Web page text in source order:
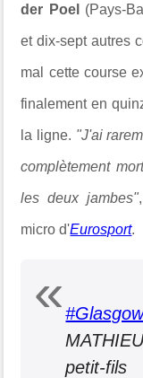
der Poel (Pays-
et dix-sept autres
mal cette course
finalement en
la ligne. "J'ai
complètement
les deux jambes"
micro d'Eurosport.